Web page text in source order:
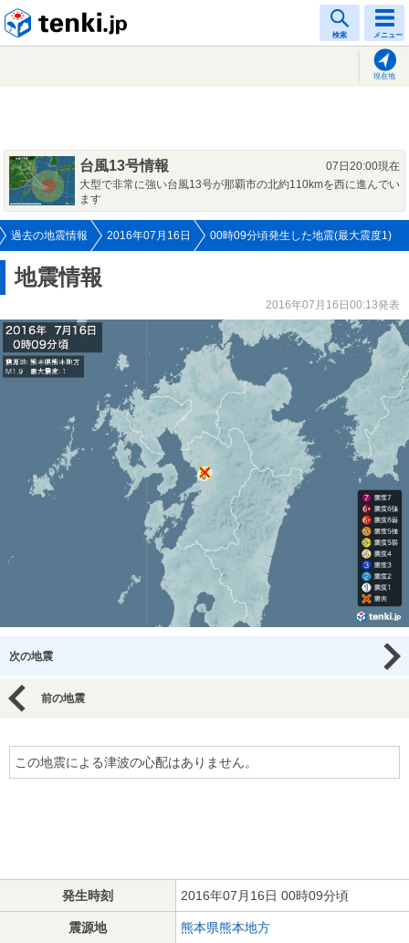
検索 メニュー
現在地
台風13号情報
07日20:00現在
大型で非常に強い台風13号が那覇市の北約110kmを西に進んでい
ます
過去の地震情報 2016年07月16日 00時09分頃発生した地震(最大震度1)
地震情報
2016年07月16日00:13発表
次の地震
前の地震
この地震による津波の心配はありません。
発生時刻 2016年07月16日 00時09分頃
震源地 熊本県熊本地方